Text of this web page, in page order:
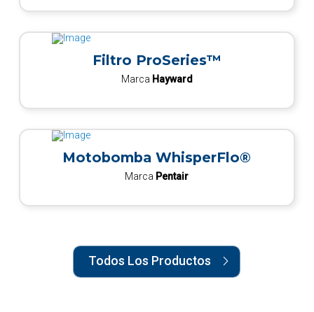
Filtro ProSeries™
Marca Hayward
Motobomba WhisperFlo®
Marca Pentair
Todos Los Productos